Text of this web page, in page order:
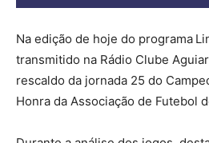
Na edição de hoje do programa
transmitido na Rádio Clube
rescaldo da jornada 25 do
Honra da Associação de Futebol